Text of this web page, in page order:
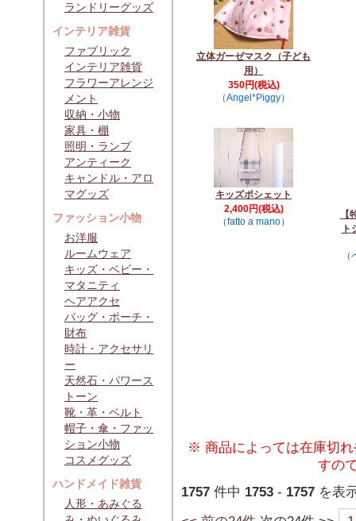
ランドリーグッズ
インテリア雑貨
ファブリック
インテリア雑貨
フラワーアレンジ
メント
収納・小物
家具・棚
照明・ランプ
アンティーク
キャンドル・アロ
マグッズ
ファッション小物
お洋服
ルームウェア
キッズ・ベビー・
マタニティ
ヘアアクセ
バッグ・ポーチ・
財布
時計・アクセサリ
ー
天然石・パワース
トーン
靴・革・ベルト
帽子・傘・ファッ
ション小物
コスメグッズ
ハンドメイド雑貨
人形・あみぐる
立体ガーゼマスク（子ども
用）
350円(税込)
（Angel*Piggy）
キッズポシェット
2,400円(税込)
（fatto a mano）
※ 商品によっては在庫切
すの
1757 件中 1753 - 1757 を表